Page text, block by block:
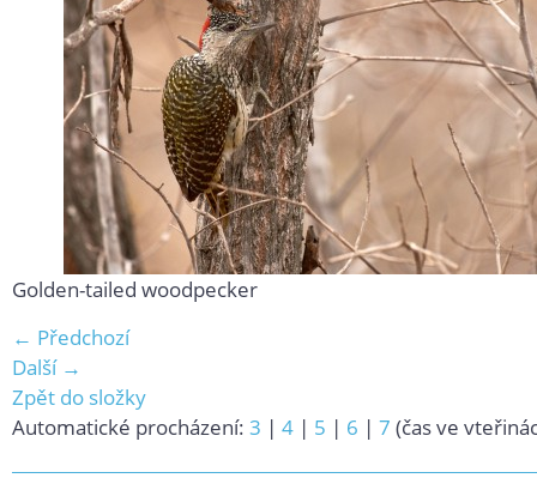
Golden-tailed woodpecker
← Předchozí
Další →
Zpět do složky
Automatické procházení: 3 | 4 | 5 | 6 | 7 (čas ve